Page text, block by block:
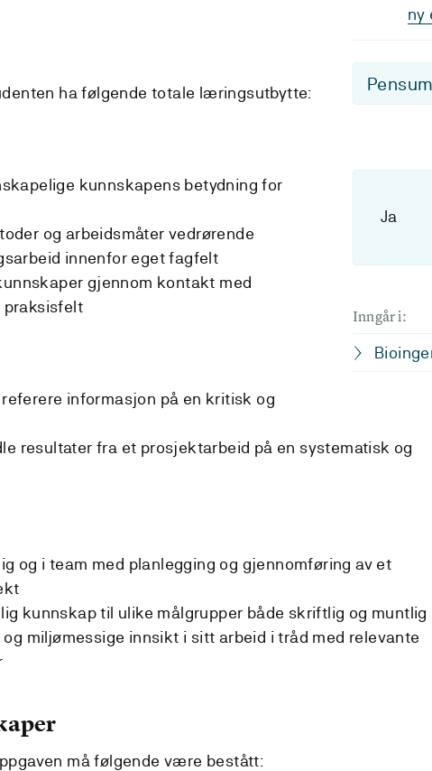
ny
Ja
Inngår i:
ha følgende totale læringsutbytte:
kunnskapens betydning for
og arbeidsmåter vedrørende
innenfor eget fagfelt
gjennom kontakt med
praksisfelt
informasjon på en kritisk og
resultater fra et prosjektarbeid på en systematisk og
og i team med planlegging og gjennomføring av et
kunnskap til ulike målgrupper både skriftlig og muntlig
miljømessige innsikt i sitt arbeid i tråd med relevante
må følgende være bestått: